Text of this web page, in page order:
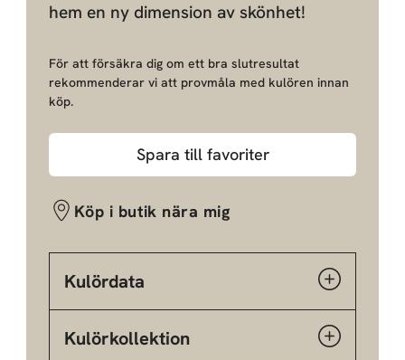
hem en ny dimension av skönhet!
För att försäkra dig om ett bra slutresultat
rekommenderar vi att provmåla med kulören innan
köp.
Spara till favoriter
Köp i butik nära mig
Kulördata
Kulörkollektion